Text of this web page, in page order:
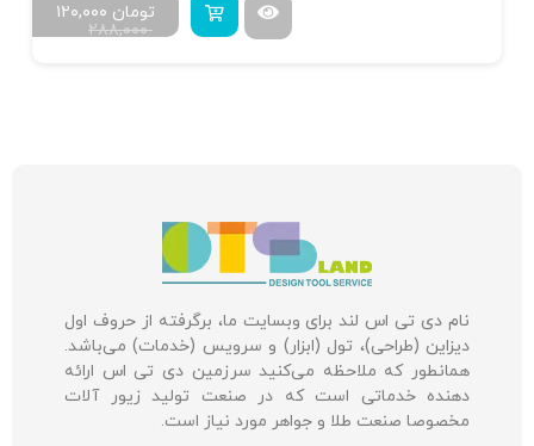
۲۸۸,۰۰۰
۱۲۰,۰۰۰ تومان
نام دی تی اس لند برای وبسایت ما، برگرفته از حروف اول
دیزاین (طراحی)، تول (ابزار) و سرویس (خدمات) می‌باشد.
همانطور که ملاحظه می‌کنید سرزمین دی تی اس ارائه
دهنده خدماتی است که در صنعت تولید زیور آلات
مخصوصا صنعت طلا و جواهر مورد نیاز است.